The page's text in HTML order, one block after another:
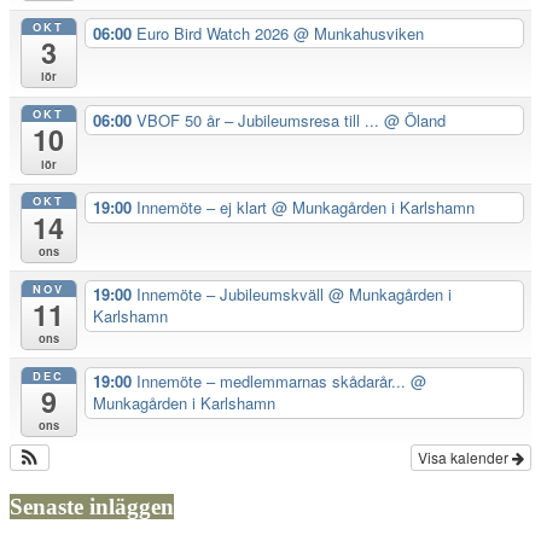
OKT
3
lör
06:00 Euro Bird Watch 2026 @ Munkahusviken
OKT
10
lör
06:00 VBOF 50 år – Jubileumsresa till ... @ Öland
OKT
14
ons
19:00 Innemöte – ej klart @ Munkagården i Karlshamn
NOV
11
ons
19:00 Innemöte – Jubileumskväll @ Munkagården i
Karlshamn
DEC
9
ons
19:00 Innemöte – medlemmarnas skådarår... @
Munkagården i Karlshamn
Visa kalender
Senaste inläggen